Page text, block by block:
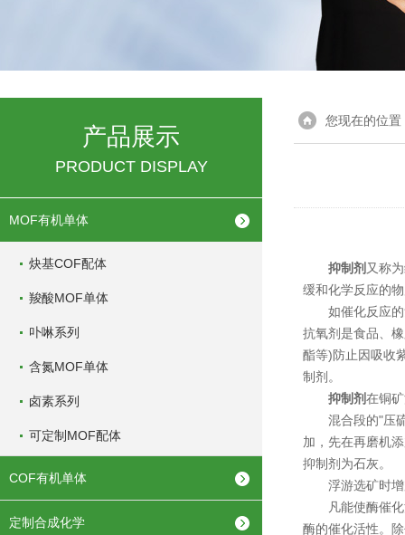
产品展示
PRODUCT DISPLAY
MOF有机单体
炔基COF配体
羧酸MOF单体
卟啉系列
含氮MOF单体
卤素系列
可定制MOF配体
COF有机单体
定制合成化学
您现在的位置
抑制剂 又称
缓和化学反应的
如催化反应的
抗氧剂是食品、
酯等)防止因吸收
制剂。
抑制剂在铜
混合段的"压硫"
加，先在再磨机
抑制剂为石灰。
浮游选矿时增
凡能使酶催化
酶的催化活性。